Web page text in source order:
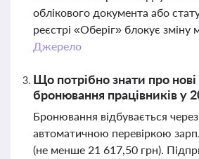
облікового документа або
реєстрі «Оберіг» блокує зміну
Джерело
Що потрібно знати про
бронювання працівників у
Бронювання відбувається
автоматичною перевіркою
(не менше 21 617,50 грн).